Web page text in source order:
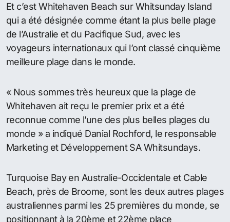
Broome plageTrois plages australiennes ont été
sélectionnées comme étant parmi les 25 meilleurs
Mais on ne retrouve pas l’emblématique plage de
Bondi à Sydney sur ​​la liste, elle n’est même pas sur
la liste des dix meilleures plages australiennes.
gagnants de son prix « Travellers Choice » pour les
plages, en fonction des commentaires et des notes
pour les plages sur le site au cours des 12 derniers
mois.